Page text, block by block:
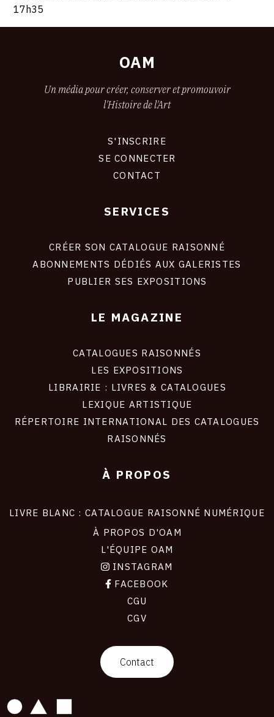
17h35
OAM
Un média pour créer, conserver et promouvoir
l'Histoire de l'Art
S'INSCRIRE
SE CONNECTER
CONTACT
SERVICES
CRÉER SON CATALOGUE RAISONNÉ
ABONNEMENTS DÉDIÉS AUX GALERISTES
PUBLIER SES EXPOSITIONS
LE MAGAZINE
CATALOGUES RAISONNÉS
LES EXPOSITIONS
LIBRAIRIE : LIVRES & CATALOGUES
LEXIQUE ARTISTIQUE
RÉPERTOIRE INTERNATIONAL DES CATALOGUES
RAISONNÉS
À PROPOS
LIVRE BLANC : CATALOGUE RAISONNÉ NUMÉRIQUE
À PROPOS D'OAM
L'ÉQUIPE OAM
INSTAGRAM
FACEBOOK
CGU
CGV
Contact